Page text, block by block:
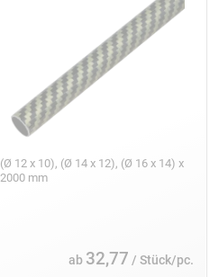
(Ø 12 x 10), (Ø 14 x 12), (Ø 16 x 14) x
2000 mm
ab 32,77 / Stück/pc.